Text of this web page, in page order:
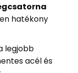
hatékony
legjobb
acél és